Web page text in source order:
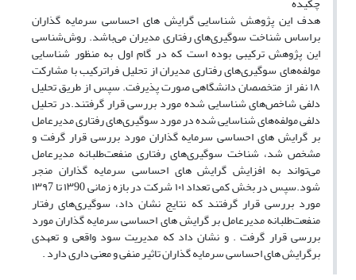
هدف این پژوهش شناسایی گرایش های احساسی سرمایه گذاران
براساس شناخت سوگیری‌های رفتاری مدیران می‌باشد. روش‌شناسی
این پژوهش ترکیبی بوده است که در گام اول به منظور شناسایی
مولفه‌های سوگیری‌های رفتاری مدیران از تحلیل فراترکیب با مشارکت
۱۸ نفر از متخصصان دانشگاهی صورت پذیرفت. سپس از طریق تحلیل
دلفی شاخص‌های شناسایی شده مورد بررسی قرار گرفتند.در تحلیل
دلفی مولفه‌های شناسایی شده در مورد سوگیری‌های رفتاری مدیرعامل
بر گرایش های احساسی سرمایه گذاران مورد بررسی قرار گرفت و
مشخص شد، شناخت سوگیری‌های رفتاری منفعت‌طلبانه مدیرعامل
می‌تواند به افزایش گرایش های احساسی سرمایه گذاران منجر
شود.سپس در بخش کمی تعداد ۱۰۱ شرکت در بازه زمانی ۱۳90 تا ۱۳۹7
مورد بررسی قرار گرفتند که نتایج نشان داد، سوگیری‌های رفتار
منفعت‌طلبانه مدیرعامل بر گرایش های احساسی سرمایه گذاران مورد
بررسی قرار گرفت . و نشان‌ داد که مدیریت سود واقعی و تعهدی
برگرایش های احساسی سرمایه گذاران تاثیر منفی و معنی داری دارد .